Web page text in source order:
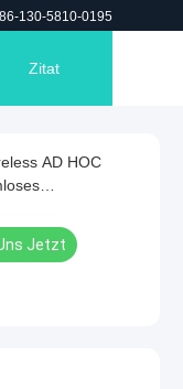
86-130-5810-0195
Zitat
AD HOC
Jetzt